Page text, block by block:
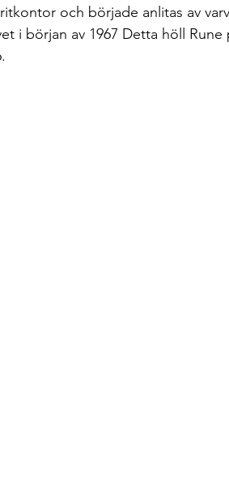
och började anlitas av
i början av 1967 Detta höll Rune